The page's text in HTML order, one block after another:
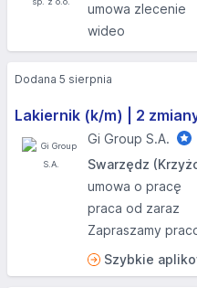
umowa zlecenie
wideo
Lakiernik (k/m) | 2
Gi Group S.A.
Swarzędz
umowa o pracę
praca od zaraz
Zapraszamy
Szybkie
Dodana 5 sierpnia